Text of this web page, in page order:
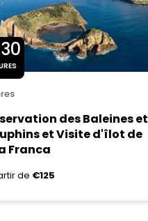
des Baleines et
et Visite d'îlot de
Franca
de €125